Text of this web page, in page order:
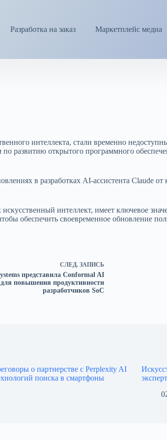
Разработка на заказ Маркетплейс медиа
интеллекта, стали временно
открытого программного
в разработках AI-ассистента Claude
интеллект, имеет ключевое
обеспечить своевременное обновление
СЛЕД. ЗАПИСЬ
представила Conformal AI
повышения продуктивности
разработчиков SoC
о партнерстве с Perplexity AI
поиска в смартфоны